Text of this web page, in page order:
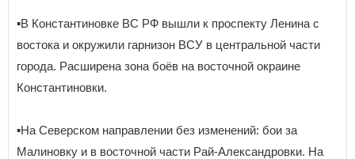
▪️В Константиновке ВС РФ вышли к проспекту Ленина с
востока и окружили гарнизон ВСУ в центральной части
города. Расширена зона боёв на восточной окраине
Константиновки.
▪️На Северском направлении без изменений: бои за
Малиновку и в восточной части Рай-Александровки. На